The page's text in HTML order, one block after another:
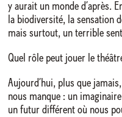
y aurait un monde d’après.
la biodiversité, la sensation
mais surtout, un terrible
Quel rôle peut jouer le
Aujourd’hui, plus que
nous manque : un
un futur différent où nous